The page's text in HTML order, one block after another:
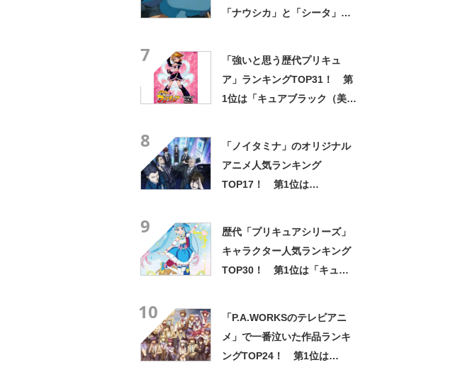
「ナウシカ」と「シータ」に
7
「強いと思う歴代プリキュ
ア」ランキングTOP31！ 第
1位は「キュアブラック（美墨
8
「ノイタミナ」のオリジナル
アニメ人気ランキング
TOP17！ 第1位は
9
歴代「プリキュアシリーズ」
キャラクター人気ランキング
TOP30！ 第1位は「キュア
10
「P.A.WORKSのテレビアニ
メ」で一番泣いた作品ランキ
ングTOP24！ 第1位は